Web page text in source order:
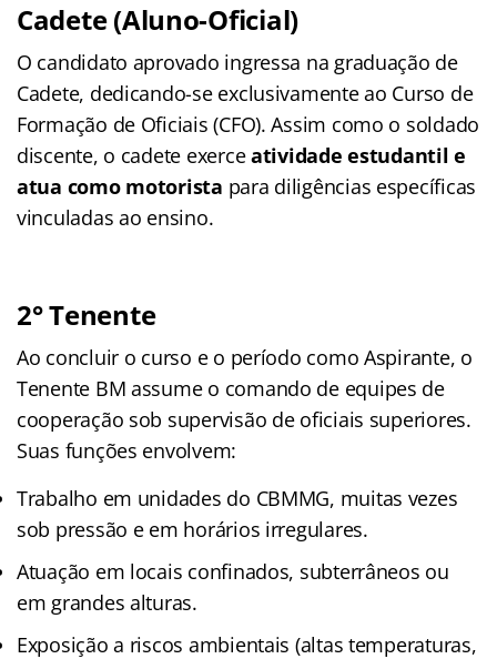
Cadete (Aluno-Oficial)
O candidato aprovado ingressa na graduação de
Cadete, dedicando-se exclusivamente ao Curso de
Formação de Oficiais (CFO). Assim como o soldado
discente, o cadete exerceatividade estudantil e
atua como motorista para diligências específicas
vinculadas ao ensino.
2°Tenente
Ao concluir o curso e o período como Aspirante, o
Tenente BM assume o comando de equipes de
cooperação sob supervisão de oficiais superiores.
Suas funções envolvem:
Trabalho em unidades do CBMMG, muitas vezes
sob pressão e em horários irregulares.
Atuação em locais confinados, subterrâneos ou
em grandes alturas.
Exposição a riscos ambientais (altas temperaturas,